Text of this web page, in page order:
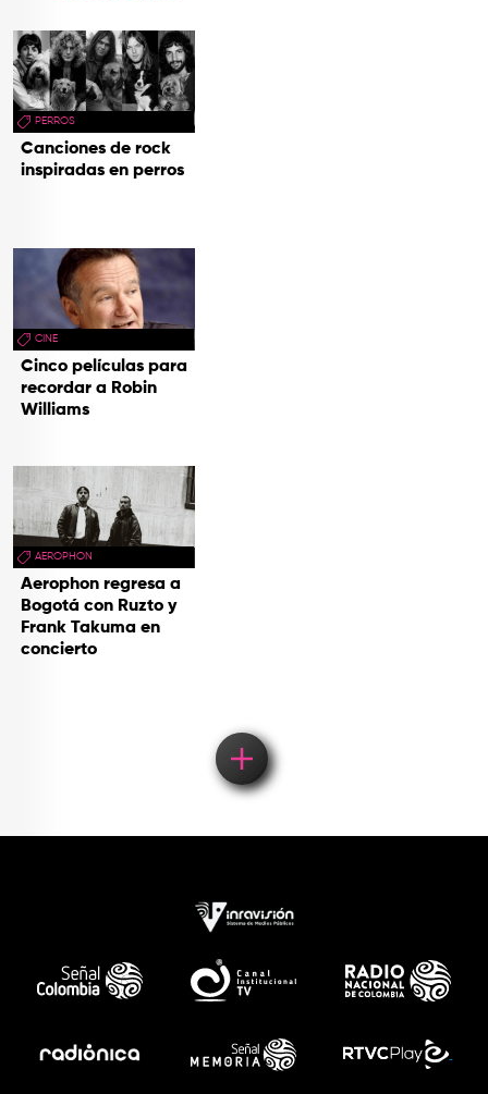
PERROS
Canciones de rock
inspiradas en perros
CINE
Cinco películas para
recordar a Robin
Williams
AEROPHON
Aerophon regresa a
Bogotá con Ruzto y
Frank Takuma en
concierto